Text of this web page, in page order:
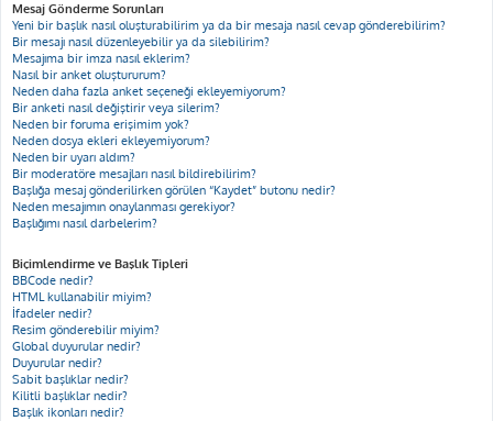
Mesaj Gönderme Sorunları
Yeni bir başlık nasıl oluşturabilirim ya da bir mesaja nasıl cevap gönderebilirim?
Bir mesajı nasıl düzenleyebilir ya da silebilirim?
Mesajıma bir imza nasıl eklerim?
Nasıl bir anket oluştururum?
Neden daha fazla anket seçeneği ekleyemiyorum?
Bir anketi nasıl değiştirir veya silerim?
Neden bir foruma erişimim yok?
Neden dosya ekleri ekleyemiyorum?
Neden bir uyarı aldım?
Bir moderatöre mesajları nasıl bildirebilirim?
Başlığa mesaj gönderilirken görülen “Kaydet” butonu nedir?
Neden mesajımın onaylanması gerekiyor?
Başlığımı nasıl darbelerim?
Biçimlendirme ve Başlık Tipleri
BBCode nedir?
HTML kullanabilir miyim?
İfadeler nedir?
Resim gönderebilir miyim?
Global duyurular nedir?
Duyurular nedir?
Sabit başlıklar nedir?
Kilitli başlıklar nedir?
Başlık ikonları nedir?